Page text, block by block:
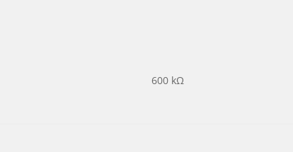
600 kΩ